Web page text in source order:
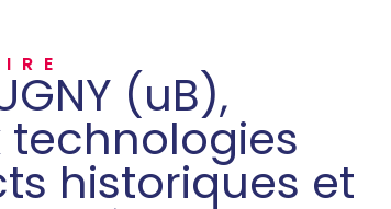
(uB),
historiques et